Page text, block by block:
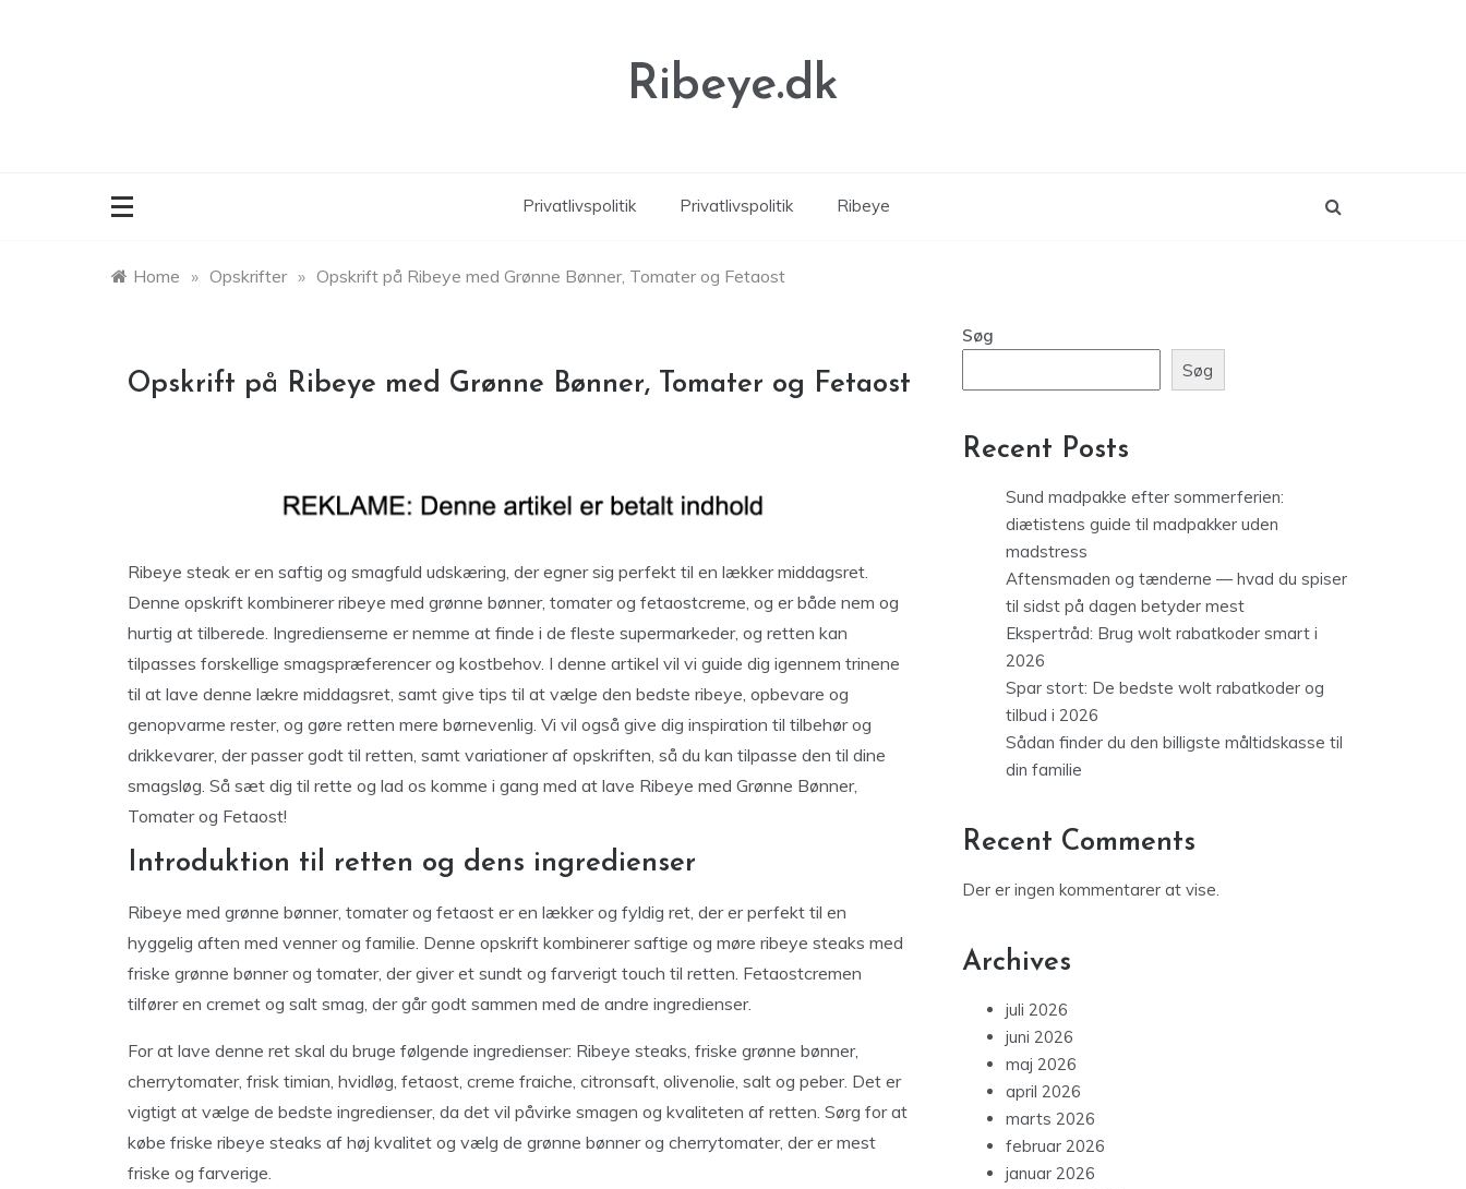
Ribeye.dk
Privatlivspolitik Privatlivspolitik Ribeye
Home » Opskrifter » Opskrift på Ribeye med Grønne Bønner, Tomater og Fetaost
Opskrift på Ribeye med Grønne Bønner, Tomater og Fetaost
Ribeye steak er en saftig og smagfuld udskæring, der egner sig perfekt til en lækker middagsret.
Denne opskrift kombinerer ribeye med grønne bønner, tomater og fetaostcreme, og er både nem og
hurtig at tilberede. Ingredienserne er nemme at finde i de fleste supermarkeder, og retten kan
tilpasses forskellige smagspræferencer og kostbehov. I denne artikel vil vi guide dig igennem trinene
til at lave denne lækre middagsret, samt give tips til at vælge den bedste ribeye, opbevare og
genopvarme rester, og gøre retten mere børnevenlig. Vi vil også give dig inspiration til tilbehør og
drikkevarer, der passer godt til retten, samt variationer af opskriften, så du kan tilpasse den til dine
smagsløg. Så sæt dig til rette og lad os komme i gang med at lave Ribeye med Grønne Bønner,
Tomater og Fetaost!
Introduktion til retten og dens ingredienser
Ribeye med grønne bønner, tomater og fetaost er en lækker og fyldig ret, der er perfekt til en
hyggelig aften med venner og familie. Denne opskrift kombinerer saftige og møre ribeye steaks med
friske grønne bønner og tomater, der giver et sundt og farverigt touch til retten. Fetaostcremen
tilfører en cremet og salt smag, der går godt sammen med de andre ingredienser.
For at lave denne ret skal du bruge følgende ingredienser: Ribeye steaks, friske grønne bønner,
cherrytomater, frisk timian, hvidløg, fetaost, creme fraiche, citronsaft, olivenolie, salt og peber. Det er
vigtigt at vælge de bedste ingredienser, da det vil påvirke smagen og kvaliteten af retten. Sørg for at
købe friske ribeye steaks af høj kvalitet og vælg de grønne bønner og cherrytomater, der er mest
friske og farverige.
Søg
Søg
Recent Posts
Sund madpakke efter sommerferien:
diætistens guide til madpakker uden
madstress
Aftensmaden og tænderne — hvad du spiser
til sidst på dagen betyder mest
Ekspertråd: Brug wolt rabatkoder smart i
2026
Spar stort: De bedste wolt rabatkoder og
tilbud i 2026
Sådan finder du den billigste måltidskasse til
din familie
Recent Comments
Der er ingen kommentarer at vise.
Archives
juli 2026
juni 2026
maj 2026
april 2026
marts 2026
februar 2026
januar 2026